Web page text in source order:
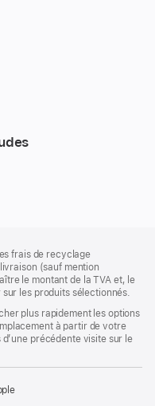
frais de recyclage
(sauf mention
le montant de la TVA et, le
les produits sélectionnés.
plus rapidement les options
à partir de votre
d’une précédente visite sur le